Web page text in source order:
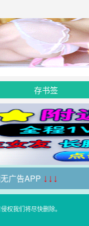
存书签
广告APP ↓↓↓
权我们将尽快删除。